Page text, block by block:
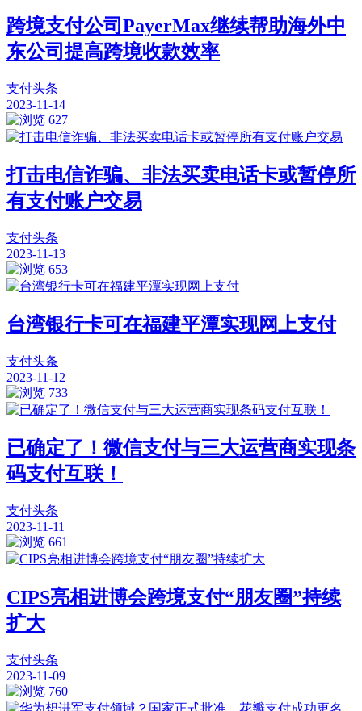
跨境支付公司PayerMax继续帮助海外中
东公司提高跨境收款效率
支付头条
2023-11-14
627
打击电信诈骗、非法买卖电话卡或暂停所
有支付账户交易
支付头条
2023-11-13
653
台湾银行卡可在福建平潭实现网上支付
支付头条
2023-11-12
733
已确定了！微信支付与三大运营商实现条
码支付互联！
支付头条
2023-11-11
661
CIPS亮相进博会跨境支付“朋友圈”持续
扩大
支付头条
2023-11-09
760